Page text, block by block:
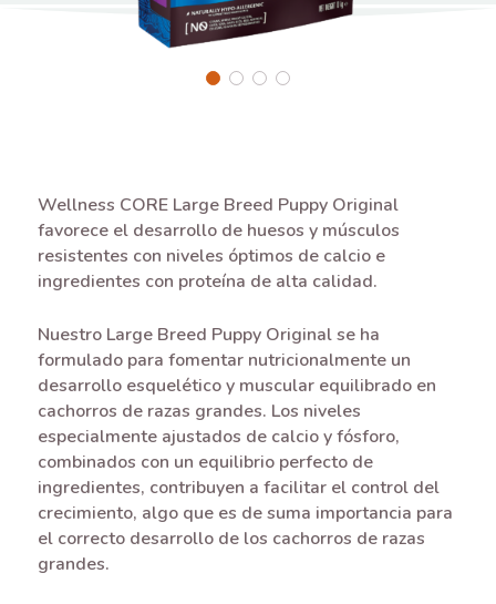
Wellness CORE Large Breed Puppy Original
favorece el desarrollo de huesos y músculos
resistentes con niveles óptimos de calcio e
ingredientes con proteína de alta calidad.
Nuestro Large Breed Puppy Original se ha
formulado para fomentar nutricionalmente un
desarrollo esquelético y muscular equilibrado en
cachorros de razas grandes. Los niveles
especialmente ajustados de calcio y fósforo,
combinados con un equilibrio perfecto de
ingredientes, contribuyen a facilitar el control del
crecimiento, algo que es de suma importancia para
el correcto desarrollo de los cachorros de razas
grandes.